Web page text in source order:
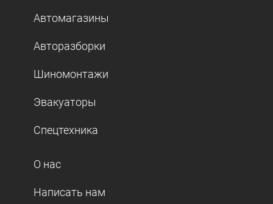
Автомагазины
Авторазборки
Шиномонтажи
Эвакуаторы
Спецтехника
О нас
Написать нам